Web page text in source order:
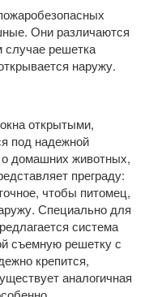
Они различаются
случае решетка
наружу.
открытыми,
под надежной
домашних животных,
преграду:
чтобы питомец,
Специально для
система
съемную решетку с
крепится,
аналогичная